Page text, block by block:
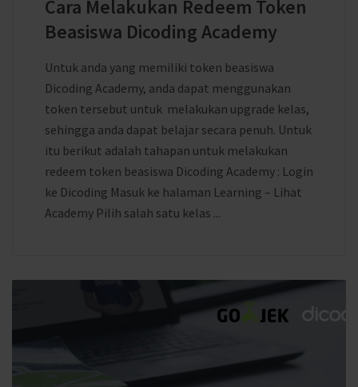
Cara Melakukan Redeem Token
Beasiswa Dicoding Academy
Untuk anda yang memiliki token beasiswa
Dicoding Academy, anda dapat menggunakan
token tersebut untuk melakukan upgrade kelas,
sehingga anda dapat belajar secara penuh. Untuk
itu berikut adalah tahapan untuk melakukan
redeem token beasiswa Dicoding Academy : Login
ke Dicoding Masuk ke halaman Learning – Lihat
Academy Pilih salah satu kelas ...